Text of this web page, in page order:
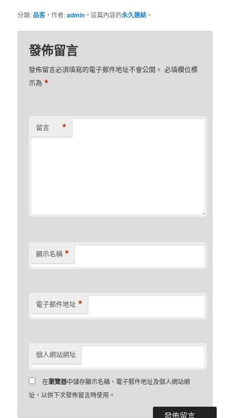
分類: 品客 ，作者:admin 。這篇內容的永久連結 。
發佈留言
發佈留言必須填寫的電子郵件地址不會公開。 必填欄位標
示為*
留言 *
顯示名稱 *
電子郵件地址 *
個人網站網址
在瀏覽器中儲存顯示名稱、電子郵件地址及個人網站網
址，以供下次發佈留言時使用。